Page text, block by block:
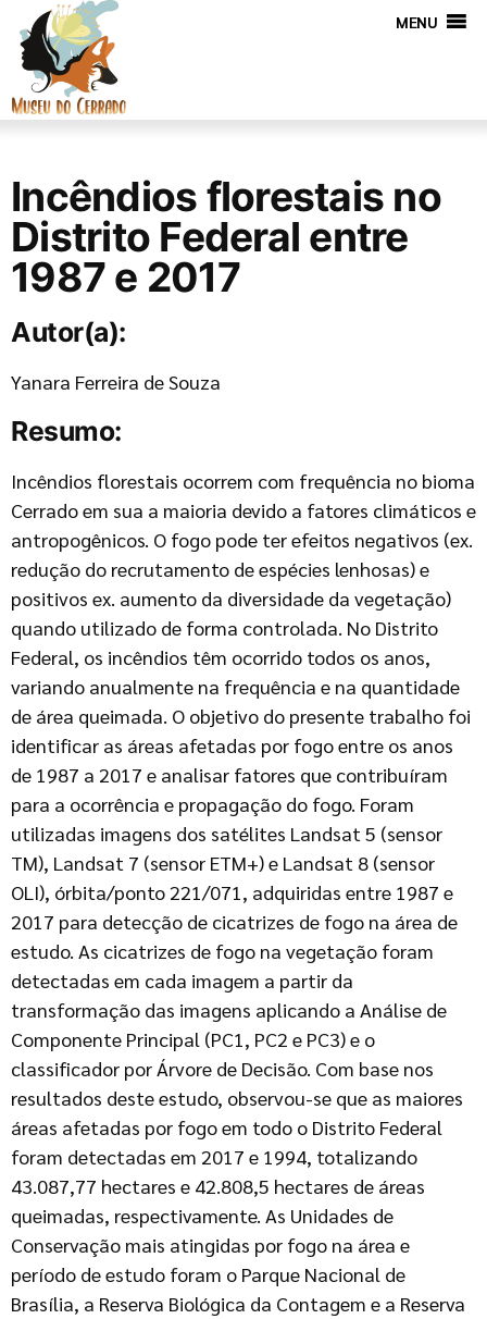
MENU
Incêndios florestais no
Distrito Federal entre
1987 e 2017
Autor(a):
Yanara Ferreira de Souza
Resumo:
Incêndios florestais ocorrem com frequência no bioma
Cerrado em sua a maioria devido a fatores climáticos e
antropogênicos. O fogo pode ter efeitos negativos (ex.
redução do recrutamento de espécies lenhosas) e
positivos ex. aumento da diversidade da vegetação)
quando utilizado de forma controlada. No Distrito
Federal, os incêndios têm ocorrido todos os anos,
variando anualmente na frequência e na quantidade
de área queimada. O objetivo do presente trabalho foi
identificar as áreas afetadas por fogo entre os anos
de 1987 a 2017 e analisar fatores que contribuíram
para a ocorrência e propagação do fogo. Foram
utilizadas imagens dos satélites Landsat 5 (sensor
TM), Landsat 7 (sensor ETM+) e Landsat 8 (sensor
OLI), órbita/ponto 221/071, adquiridas entre 1987 e
2017 para detecção de cicatrizes de fogo na área de
estudo. As cicatrizes de fogo na vegetação foram
detectadas em cada imagem a partir da
transformação das imagens aplicando a Análise de
Componente Principal (PC1, PC2 e PC3) e o
classificador por Árvore de Decisão. Com base nos
resultados deste estudo, observou-se que as maiores
áreas afetadas por fogo em todo o Distrito Federal
foram detectadas em 2017 e 1994, totalizando
43.087,77 hectares e 42.808,5 hectares de áreas
queimadas, respectivamente. As Unidades de
Conservação mais atingidas por fogo na área e
período de estudo foram o Parque Nacional de
Brasília, a Reserva Biológica da Contagem e a Reserva